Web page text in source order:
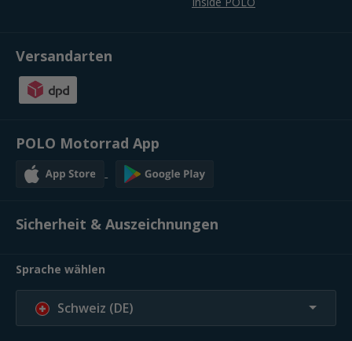
Versandarten
POLO Motorrad App
Sicherheit & Auszeichnungen
Sprache wählen
Schweiz (DE)